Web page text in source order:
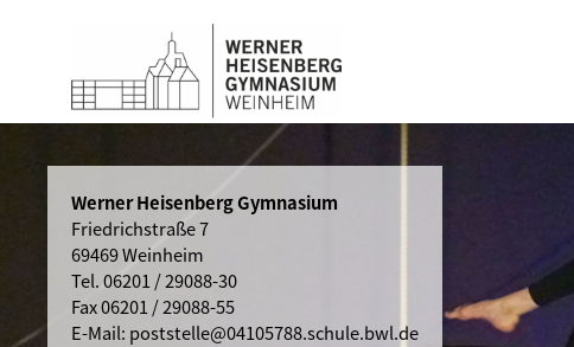
Werner Heisenberg Gymnasium
Friedrichstraße 7
69469 Weinheim
Tel.06201 / 29088-30
Fax 06201 / 29088-55
E-Mail: poststelle@04105788.schule.bwl.de